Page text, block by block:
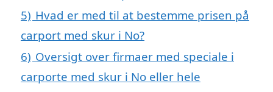
5) Hvad er med til at bestemme prisen på
carport med skur i No?
6) Oversigt over firmaer med speciale i
carporte med skur i No eller hele